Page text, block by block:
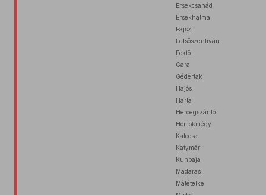
Érsekcsanád
Érsekhalma
Fajsz
Felsőszentiván
Foktő
Gara
Géderlak
Hajós
Harta
Hercegszántó
Homokmégy
Kalocsa
Katymár
Kunbaja
Madaras
Mátételke